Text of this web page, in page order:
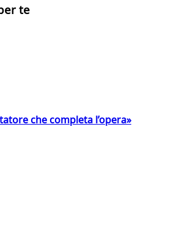
te
che completa l’opera»